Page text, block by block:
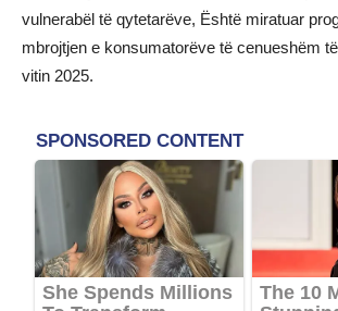
vulnerabël të qytetarëve, Është miratuar
mbrojtjen e konsumatorëve të cenueshëm
vitin 2025.